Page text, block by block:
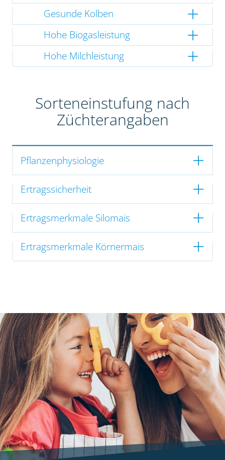
Gesunde Kolben
Hohe Biogasleistung
Hohe Milchleistung
Sorteneinstufung nach
Züchterangaben
Pflanzenphysiologie
Ertragssicherheit
Ertragsmerkmale Silomais
Ertragsmerkmale Körnermais